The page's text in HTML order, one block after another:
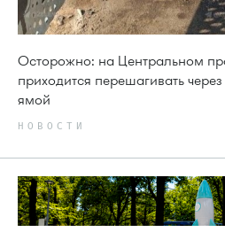
Осторожно: на Центральном
приходится перешагивать
ямой
НОВОСТИ